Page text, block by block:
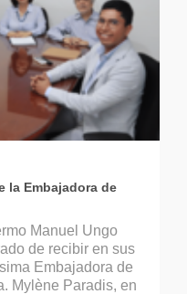
la Embajadora de
Manuel Ungo
de recibir en sus
Embajadora de
Mylène Paradis, en